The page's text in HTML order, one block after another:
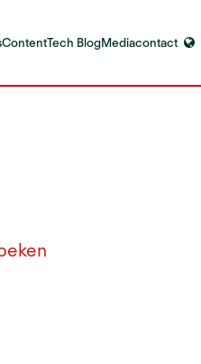
ContentTech BlogMediacontact